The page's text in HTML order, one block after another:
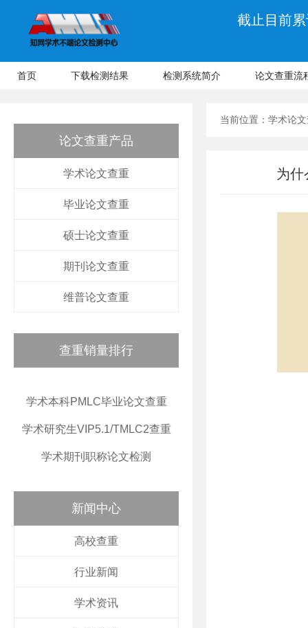
截止目前
首页 下载检测结果 检测系统简介 论文查重流
论文查重产品
学术论文查重
毕业论文查重
硕士论文查重
期刊论文查重
维普论文查重
查重销量排行
学术本科PMLC毕业论文查重
学术研究生VIP5.1/TMLC2查重
学术期刊职称论文检测
新闻中心
高校查重
行业新闻
学术资讯
当前位置： 学术论
为什